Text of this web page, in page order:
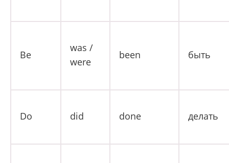
Be
was /
were
been быть
Do did done делать